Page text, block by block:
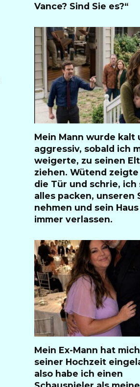
Vance? Sind Sie es?“
Mein Mann wurde kalt
aggressiv, sobald ich
weigerte, zu seinen
ziehen. Wütend
die Tür und schrie, ich
alles packen, unseren
nehmen und sein
immer verlassen.
Mein Ex-Mann hat
seiner Hochzeit
also habe ich einen